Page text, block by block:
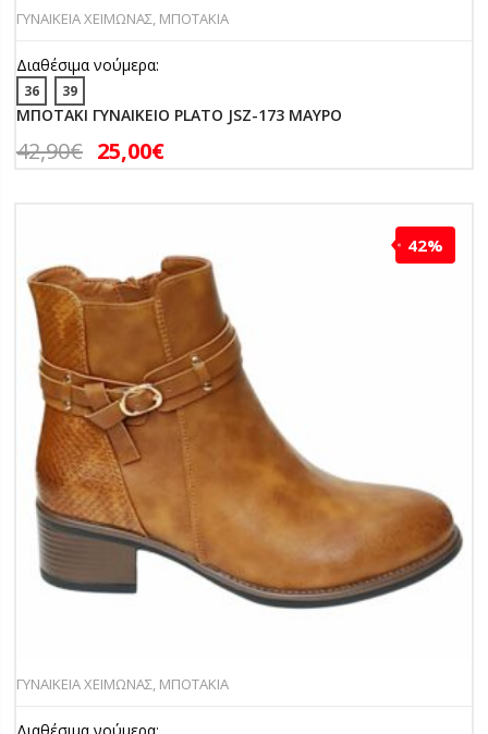
ΓΥΝΑΙΚΕΙΑ ΧΕΙΜΩΝΑΣ, ΜΠΟΤΑΚΙΑ
Διαθέσιμα νούμερα:
36 39
ΜΠΟΤΑΚΙ ΓΥΝΑΙΚΕΙΟ PLATO JSZ-173 ΜΑΥΡΟ
42,90€ 25,00€
42%
ΓΥΝΑΙΚΕΙΑ ΧΕΙΜΩΝΑΣ, ΜΠΟΤΑΚΙΑ